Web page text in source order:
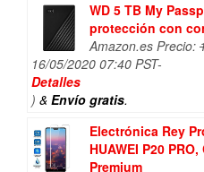
WD 5 TB My
protección con
Amazon.es Precio:
16/05/2020 07:40 PST-
Detalles
) & Envío gratis.
Electrónica Rey
HUAWEI P20
Premium